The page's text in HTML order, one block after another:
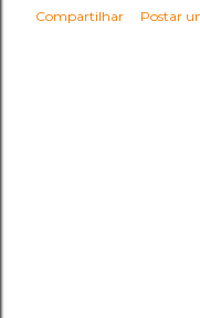
Compartilhar Postar